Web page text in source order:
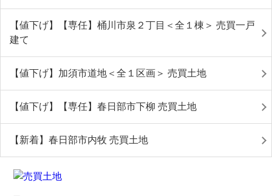
【値下げ】【専任】桶川市泉２丁目＜全１棟＞ 売買一戸
建て
【値下げ】加須市道地＜全１区画＞ 売買土地
【値下げ】【専任】春日部市下柳 売買土地
【新着】春日部市内牧 売買土地